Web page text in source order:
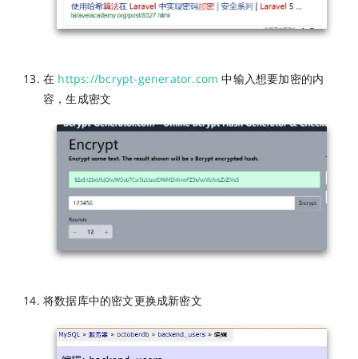
在 https://bcrypt-generator.com 中输入想要加密的内
容，生成密文
将数据库中的密文更换成新密文